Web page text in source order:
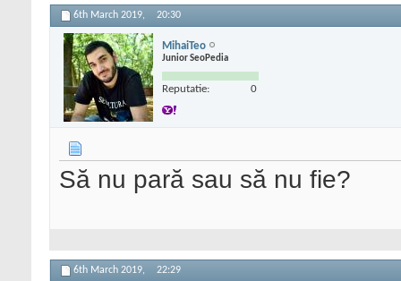
6th March 2019, 20:30
MihaiTeo
Junior SeoPedia
Reputatie: 0
Să nu pară sau să nu fie?
6th March 2019, 22:29